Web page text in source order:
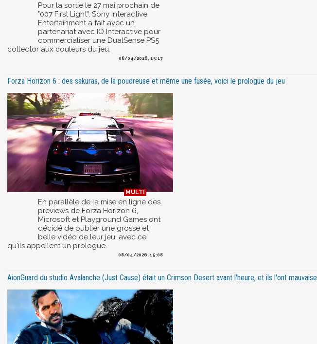
Pour la sortie le 27 mai prochain de
"007 First Light", Sony Interactive
Entertainment a fait avec un
partenariat avec IO Interactive pour
commercialiser une DualSense PS5
collector aux couleurs du jeu.
08/04/2026, 15:17
Forza Horizon 6 : des sakuras, de la poudreuse et même une fusée, voici le prologue du jeu
En parallèle de la mise en ligne des
previews de Forza Horizon 6,
Microsoft et Playground Games ont
décidé de publier une grosse et
belle vidéo de leur jeu, avec ce
qu'ils appellent un prologue.
08/04/2026, 15:08
AionGuard du studio Avalanche (Just Cause) était un Crimson Desert avant l'heure, et ils l'ont mauvaise